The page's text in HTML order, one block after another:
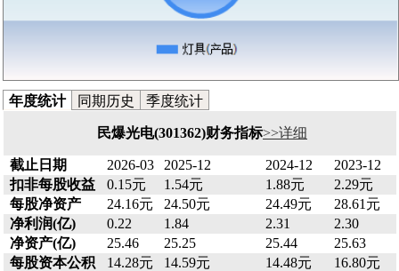
年度统计 同期历史 季度统计
民爆光电(301362)财务指标>>详细
截止日期 2026-03 2025-12 2024-12
2023-12
扣非每股收益
0.15元 1.54元 1.88元
2.29元
每股净资产
24.16元 24.50元 24.49元
28.61元
净利润(亿)
0.22 1.84 2.31
2.30
净资产(亿)
25.46 25.25 25.44
25.63
每股资本公积
14.28元 14.59元 14.48元
16.80元